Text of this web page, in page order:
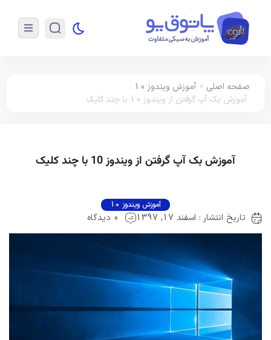
صفحه اصلی > آموزش ویندوز 10
:
آموزش بک آپ گرفتن از ویندوز 10 با چند کلیک
آموزش بک آپ گرفتن از ویندوز 10 با چند کلیک
آموزش ویندوز 10
تاریخ انتشار : اسفند 17, 1397 0 دیدگاه